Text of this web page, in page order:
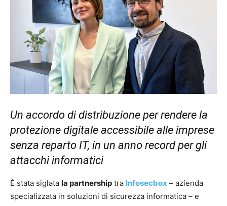
Un accordo di distribuzione per rendere la
protezione digitale accessibile alle imprese
senza reparto IT, in un anno record per gli
attacchi informatici
È stata siglata la partnership tra Infosecbox – azienda
specializzata in soluzioni di sicurezza informatica – e